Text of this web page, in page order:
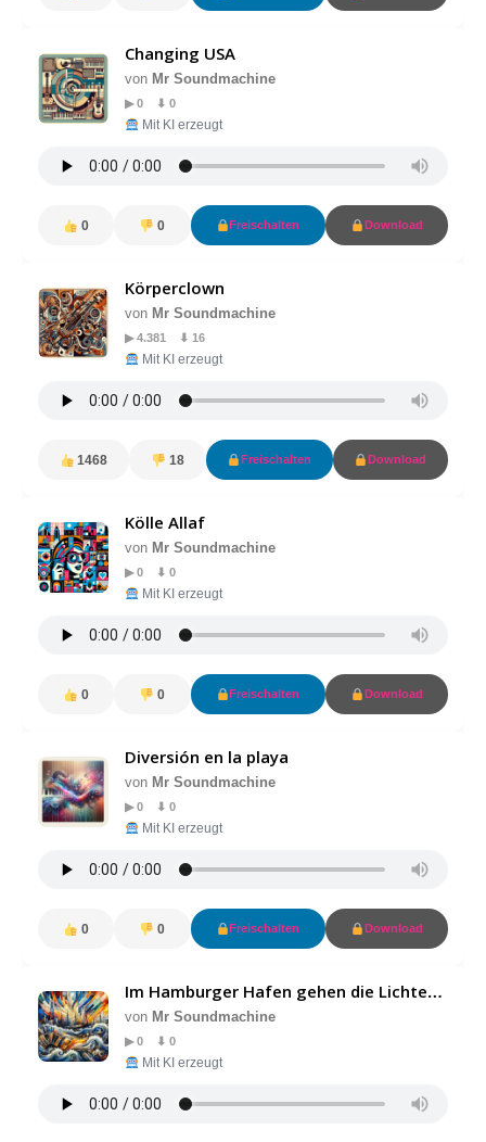
Changing USA
von Mr Soundmachine
▶ 0 ⬇ 0
Mit KI erzeugt
0 0 Freischalten Download
Körperclown
von Mr Soundmachine
▶ 4.381 ⬇ 16
Mit KI erzeugt
1468 18 Freischalten Download
Kölle Allaf
von Mr Soundmachine
▶ 0 ⬇ 0
Mit KI erzeugt
0 0 Freischalten Download
Diversión en la playa
von Mr Soundmachine
▶ 0 ⬇ 0
Mit KI erzeugt
0 0 Freischalten Download
Im Hamburger Hafen gehen die Lichter niemals aus
von Mr Soundmachine
▶ 0 ⬇ 0
Mit KI erzeugt